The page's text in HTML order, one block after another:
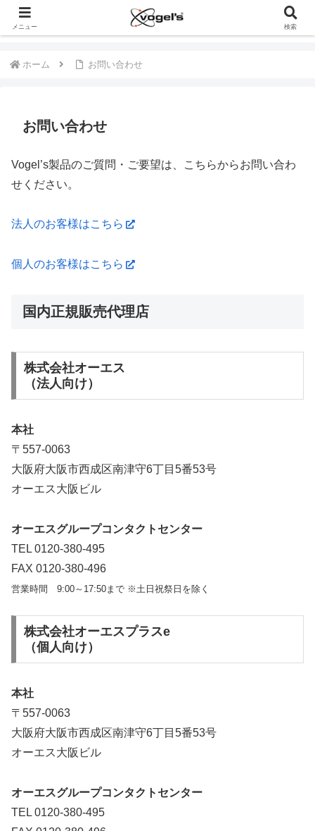
ホーム お問い合わせ
お問い合わせ
Vogel’s製品のご質問・ご要望は、こちらからお問い合わ
せください。
法人のお客様はこちら
個人のお客様はこちら
国内正規販売代理店
株式会社オーエス
（法人向け）
本社
〒557-0063
大阪府大阪市西成区南津守6丁目5番53号
オーエス大阪ビル
オーエスグループコンタクトセンター
TEL 0120-380-495
FAX 0120-380-496
営業時間 9:00～17:50まで ※土日祝祭日を除く
株式会社オーエスプラスe
（個人向け）
本社
〒557-0063
大阪府大阪市西成区南津守6丁目5番53号
オーエス大阪ビル
オーエスグループコンタクトセンター
TEL 0120-380-495
メニュー 検索